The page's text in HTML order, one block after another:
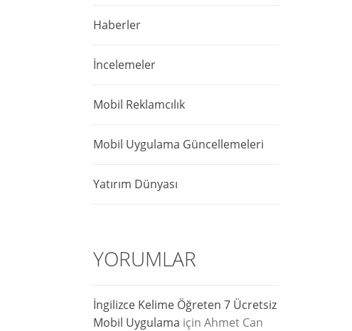
Haberler
İncelemeler
Mobil Reklamcılık
Mobil Uygulama Güncellemeleri
Yatırım Dünyası
YORUMLAR
İngilizce Kelime Öğreten 7 Ücretsiz
Mobil Uygulama için Ahmet Can